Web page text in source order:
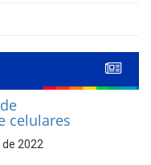
celulares
2022